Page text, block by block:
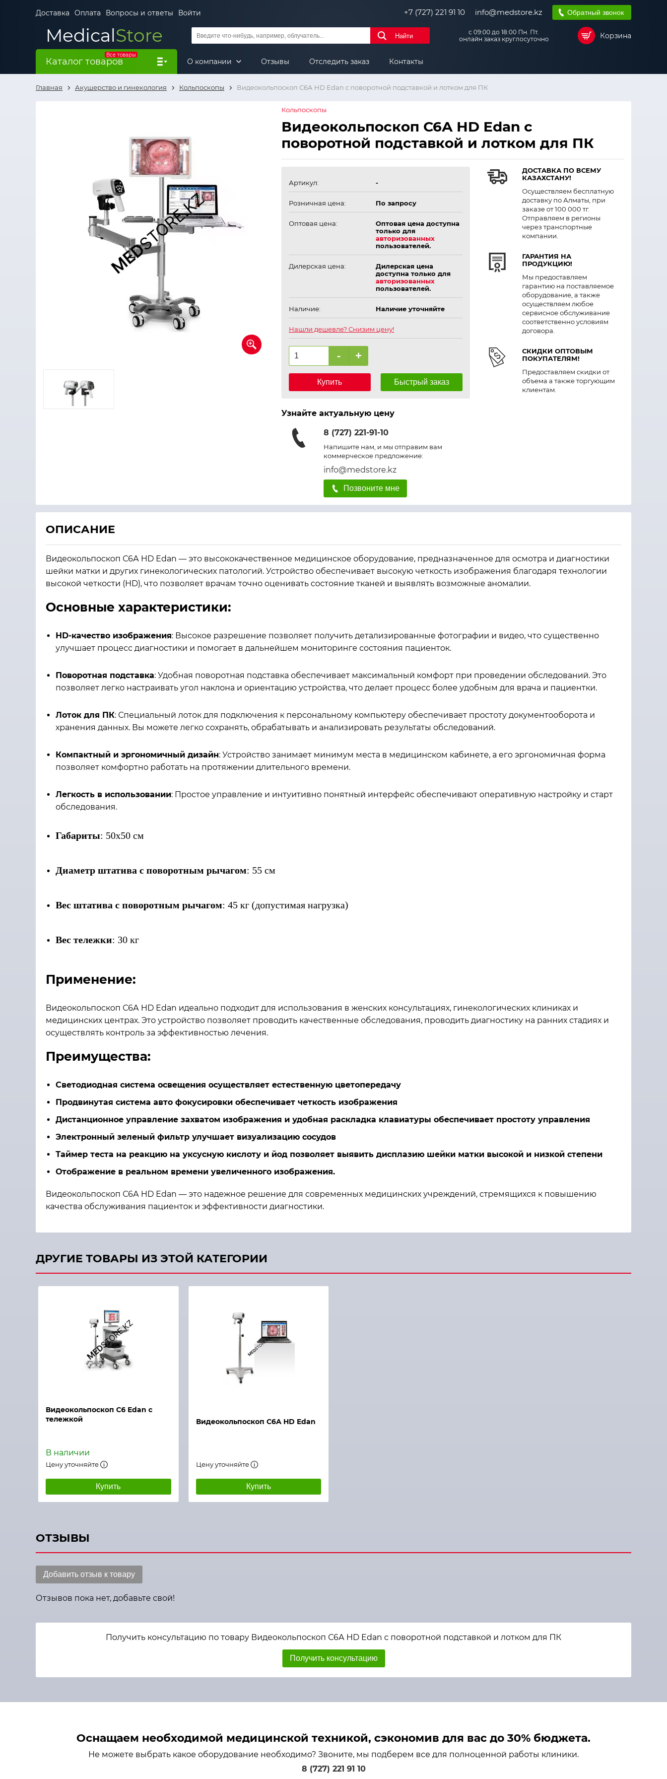
Доставка Оплата Вопросы и ответы Войти +7 (727) 221 91 10 info@medstore.kz Обратный звонок
MedicalStore Найти
с 09:00 до 18:00 Пн. Пт.
онлайн заказ круглосуточно
Корзина
Все товары
Каталог товаров О компании Отзывы Отследить заказ Контакты
Главная Акушерство и гинекология Кольпоскопы Видеокольпоскоп С6А HD Edan с поворотной подставкой и лотком для ПК
Кольпоскопы
Видеокольпоскоп С6А HD Edan с
поворотной подставкой и лотком для ПК
Артикул: -
Розничная цена: По запросу
Оптовая цена:
Оптовая цена доступна
только для
авторизованных
пользователей.
Дилерская цена:
Дилерская цена
доступна только для
авторизованных
пользователей.
Наличие: Наличие уточняйте
Нашли дешевле? Снизим цену!
- +
Купить Быстрый заказ
Узнайте актуальную цену
8 (727) 221-91-10
Напишите нам, и мы отправим вам
коммерческое предложение:
info@medstore.kz
Позвоните мне
ДОСТАВКА ПО ВСЕМУ
КАЗАХСТАНУ!
Осуществляем бесплатную
доставку по Алматы, при
заказе от 100 000 тг.
Отправляем в регионы
через транспортные
компании.
ГАРАНТИЯ НА
ПРОДУКЦИЮ!
Мы предоставляем
гарантию на поставляемое
оборудование, а также
осуществляем любое
сервисное обслуживание
соответственно условиям
договора.
СКИДКИ ОПТОВЫМ
ПОКУПАТЕЛЯМ!
Предоставляем скидки от
объема а также торгующим
клиентам.
ОПИСАНИЕ
Видеокольпоскоп С6А HD Edan — это высококачественное медицинское оборудование, предназначенное для осмотра и диагностики
шейки матки и других гинекологических патологий. Устройство обеспечивает высокую четкость изображения благодаря технологии
высокой четкости (HD), что позволяет врачам точно оценивать состояние тканей и выявлять возможные аномалии.
Основные характеристики:
HD-качество изображения: Высокое разрешение позволяет получить детализированные фотографии и видео, что существенно
улучшает процесс диагностики и помогает в дальнейшем мониторинге состояния пациенток.
Поворотная подставка: Удобная поворотная подставка обеспечивает максимальный комфорт при проведении обследований. Это
позволяет легко настраивать угол наклона и ориентацию устройства, что делает процесс более удобным для врача и пациентки.
Лоток для ПК: Специальный лоток для подключения к персональному компьютеру обеспечивает простоту документооборота и
хранения данных. Вы можете легко сохранять, обрабатывать и анализировать результаты обследований.
Компактный и эргономичный дизайн: Устройство занимает минимум места в медицинском кабинете, а его эргономичная форма
позволяет комфортно работать на протяжении длительного времени.
Легкость в использовании: Простое управление и интуитивно понятный интерфейс обеспечивают оперативную настройку и старт
обследования.
Габариты: 50х50 см
Диаметр штатива с поворотным рычагом: 55 см
Вес штатива с поворотным рычагом: 45 кг (допустимая нагрузка)
Вес тележки: 30 кг
Применение:
Видеокольпоскоп С6А HD Edan идеально подходит для использования в женских консультациях, гинекологических клиниках и
медицинских центрах. Это устройство позволяет проводить качественные обследования, проводить диагностику на ранних стадиях и
осуществлять контроль за эффективностью лечения.
Преимущества:
Светодиодная система освещения осуществляет естественную цветопередачу
Продвинутая система авто фокусировки обеспечивает четкость изображения
Дистанционное управление захватом изображения и удобная раскладка клавиатуры обеспечивает простоту управления
Электронный зеленый фильтр улучшает визуализацию сосудов
Таймер теста на реакцию на уксусную кислоту и йод позволяет выявить дисплазию шейки матки высокой и низкой степени
Отображение в реальном времени увеличенного изображения.
Видеокольпоскоп С6А HD Edan — это надежное решение для современных медицинских учреждений, стремящихся к повышению
качества обслуживания пациенток и эффективности диагностики.
ДРУГИЕ ТОВАРЫ ИЗ ЭТОЙ КАТЕГОРИИ
Видеокольпоскоп С6 Edan с
тележкой
В наличии
Цену уточняйте
Купить
Видеокольпоскоп С6А HD Edan
Цену уточняйте
Купить
ОТЗЫВЫ
Добавить отзыв к товару
Отзывов пока нет, добавьте свой!
Получить консультацию по товару Видеокольпоскоп С6А HD Edan с поворотной подставкой и лотком для ПК
Получить консультацию
Оснащаем необходимой медицинской техникой, сэкономив для вас до 30% бюджета.
Не можете выбрать какое оборудование необходимо? Звоните, мы подберем все для полноценной работы клиники.
8 (727) 221 91 10